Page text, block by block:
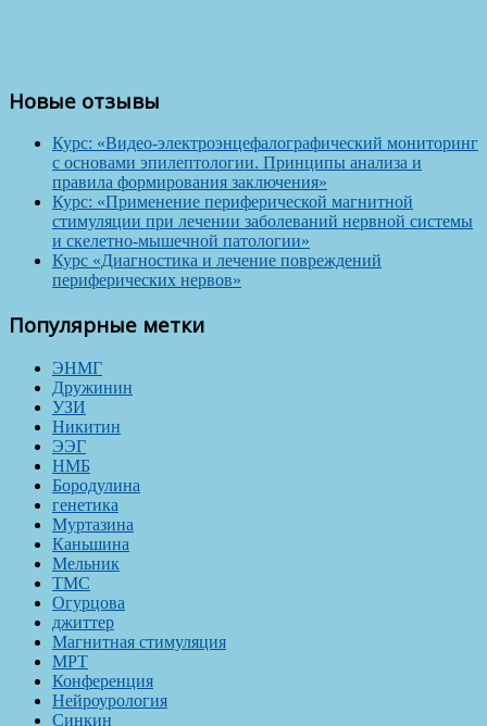
Новые отзывы
Курс: «Видео-электроэнцефалографический мониторинг
с основами эпилептологии. Принципы анализа и
правила формирования заключения»
Курс: «Применение периферической магнитной
стимуляции при лечении заболеваний нервной системы
и скелетно-мышечной патологии»
Курс «Диагностика и лечение повреждений
периферических нервов»
Популярные метки
ЭНМГ
Дружинин
УЗИ
Никитин
ЭЭГ
НМБ
Бородулина
генетика
Муртазина
Каньшина
Мельник
ТМС
Огурцова
джиттер
Магнитная стимуляция
МРТ
Конференция
Нейроурология
Синкин